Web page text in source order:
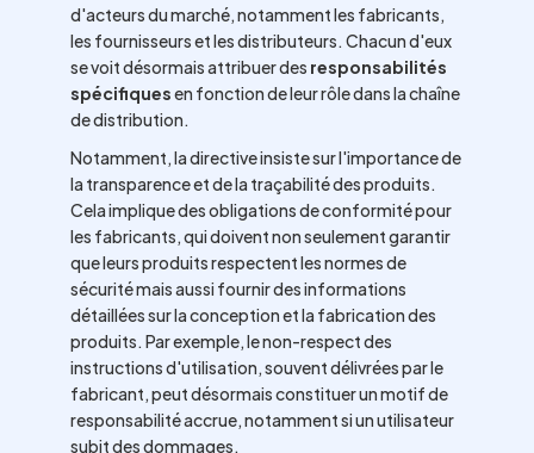
d'acteurs du marché, notamment les fabricants,
les fournisseurs et les distributeurs. Chacun d'eux
se voit désormais attribuer des responsabilités
spécifiquesen fonction de leur rôle dans la chaîne
de distribution.
Notamment, la directive insiste sur l'importance de
la transparence et de la traçabilité des produits.
Cela implique des obligations de conformité pour
les fabricants, qui doivent non seulement garantir
que leurs produits respectent les normes de
sécurité mais aussi fournir des informations
détaillées sur la conception et la fabrication des
produits. Par exemple, le non-respect des
instructions d'utilisation, souvent délivrées par le
fabricant, peut désormais constituer un motif de
responsabilité accrue, notamment si un utilisateur
subit des dommages.